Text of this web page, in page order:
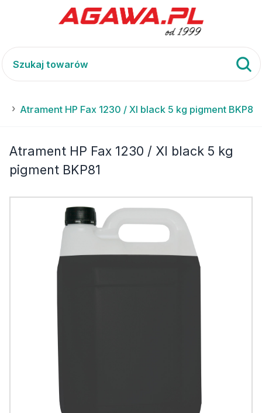
Atrament HP Fax 1230 / XI black 5 kg pigment BKP81
Atrament HP Fax 1230 / XI black 5 kg
pigment BKP81